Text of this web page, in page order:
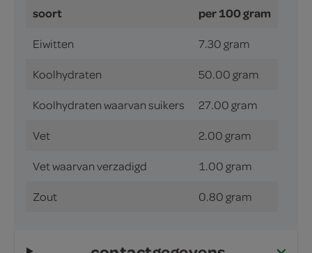
soort per 100 gram
Eiwitten 7.30 gram
Koolhydraten 50.00 gram
Koolhydraten waarvan suikers 27.00 gram
Vet 2.00 gram
Vet waarvan verzadigd 1.00 gram
Zout 0.80 gram